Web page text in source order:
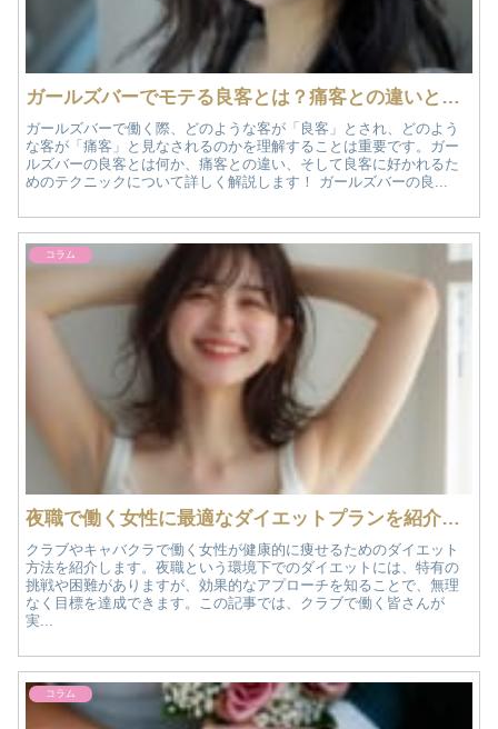
ガールズバーでモテる良客とは？痛客との違いと好かれるテクニックを紹介！
ガールズバーで働く際、どのような客が「良客」とされ、どのよう
な客が「痛客」と見なされるのかを理解することは重要です。ガー
ルズバーの良客とは何か、痛客との違い、そして良客に好かれるた
めのテクニックについて詳しく解説します！ ガールズバーの良...
コラム
夜職で働く女性に最適なダイエットプランを紹介！クラブで働く女性向けガイド
クラブやキャバクラで働く女性が健康的に痩せるためのダイエット
方法を紹介します。夜職という環境下でのダイエットには、特有の
挑戦や困難がありますが、効果的なアプローチを知ることで、無理
なく目標を達成できます。この記事では、クラブで働く皆さんが
実...
コラム